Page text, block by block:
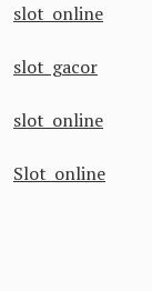
slot online
slot gacor
slot online
Slot online